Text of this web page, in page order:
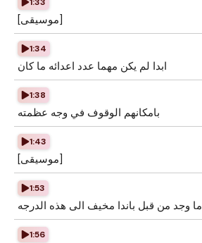
[موسيقى]
1:34
ابدا لم يكن مهما عدد اعدائه ما كان
1:38
بامكانهم الوقوف في وجه عظمته
1:43
[موسيقى]
1:53
ما وجد من قبل باندا مخيف الى هذه الدرجه
1:56